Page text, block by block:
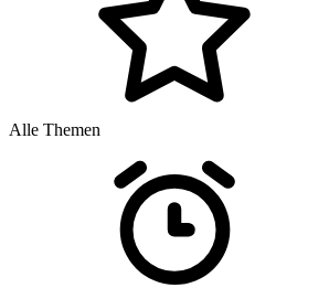
Alle Themen